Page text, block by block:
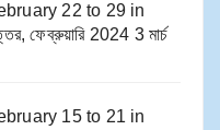
22 to 29​ in
ফেব্রুয়ারি 2024 3 মার্চ
15 to 21​ in